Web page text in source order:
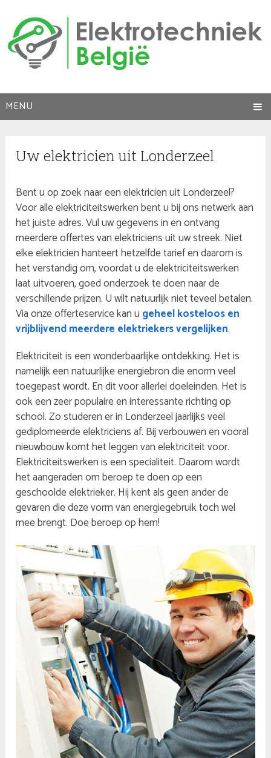
MENU
Uw elektricien uit Londerzeel
Bent u op zoek naar een elektricien uit Londerzeel?
Voor alle elektriciteitswerken bent u bij ons netwerk aan
het juiste adres. Vul uw gegevens in en ontvang
meerdere offertes van elektriciens uit uw streek. Niet
elke elektricien hanteert hetzelfde tarief en daarom is
het verstandig om, voordat u de elektriciteitswerken
laat uitvoeren, goed onderzoek te doen naar de
verschillende prijzen. U wilt natuurlijk niet teveel betalen.
Via onze offerteservice kan u geheel kosteloos en
vrijblijvend meerdere elektriekers vergelijken.
Elektriciteit is een wonderbaarlijke ontdekking. Het is
namelijk een natuurlijke energiebron die enorm veel
toegepast wordt. En dit voor allerlei doeleinden. Het is
ook een zeer populaire en interessante richting op
school. Zo studeren er in Londerzeel jaarlijks veel
gediplomeerde elektriciens af. Bij verbouwen en vooral
nieuwbouw komt het leggen van elektriciteit voor.
Elektriciteitswerken is een specialiteit. Daarom wordt
het aangeraden om beroep te doen op een
geschoolde elektrieker. Hij kent als geen ander de
gevaren die deze vorm van energiegebruik toch wel
mee brengt. Doe beroep op hem!